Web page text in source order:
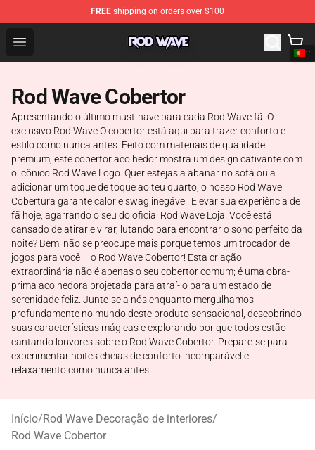
FREE shipping on orders over $100
Open menu
Rod Wave Shop - Official Rod Wave Merchandise Store
Rod Wave Cobertor
Apresentando o último must-have para cada Rod Wave fã! O
exclusivo Rod Wave O cobertor está aqui para trazer conforto e
estilo como nunca antes. Feito com materiais de qualidade
premium, este cobertor acolhedor mostra um design cativante com
o icônico Rod Wave Logo. Quer estejas a abanar no sofá ou a
adicionar um toque de toque ao teu quarto, o nosso Rod Wave
Cobertura garante calor e swag inegável. Elevar sua experiência de
fã hoje, agarrando o seu do oficial Rod Wave Loja! Você está
cansado de atirar e virar, lutando para encontrar o sono perfeito da
noite? Bem, não se preocupe mais porque temos um trocador de
jogos para você – o Rod Wave Cobertor! Esta criação
extraordinária não é apenas o seu cobertor comum; é uma obra-
prima acolhedora projetada para atraí-lo para um estado de
serenidade feliz. Junte-se a nós enquanto mergulhamos
profundamente no mundo deste produto sensacional, descobrindo
suas características mágicas e explorando por que todos estão
cantando louvores sobre o Rod Wave Cobertor. Prepare-se para
experimentar noites cheias de conforto incomparável e
relaxamento como nunca antes!
Início/Rod Wave Decoração de interiores/
Rod Wave Cobertor